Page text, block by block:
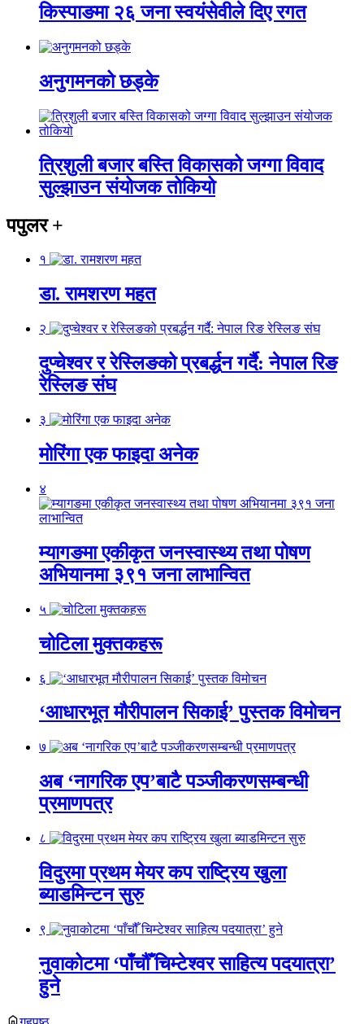
किस्पाङमा २६ जना स्वयंसेवीले दिए रगत
अनुगमनको छड्के
त्रिशुली बजार बस्ति विकासको जग्गा विवाद
सुल्झाउन संयोजक तोकियो
पपुलर+
१
डा. रामशरण महत
२
दुप्चेश्वर र रेस्लिङको प्रबर्द्धन गर्दै: नेपाल रिङ
रेस्लिङ संघ
३
मोरिंगा एक फाइदा अनेक
४
म्यागङमा एकीकृत जनस्वास्थ्य तथा पोषण
अभियानमा ३९१ जना लाभान्वित
५
चोटिला मुक्तकहरू
६
‘आधारभूत मौरीपालन सिकाई’ पुस्तक विमोचन
७
अब ‘नागरिक एप’बाटै पञ्जीकरणसम्बन्धी
प्रमाणपत्र
८
विदुरमा प्रथम मेयर कप राष्ट्रिय खुला
ब्याडमिन्टन सुरु
९
नुवाकोटमा ‘पाँचौँ चिम्टेश्वर साहित्य पदयात्रा’
हुने